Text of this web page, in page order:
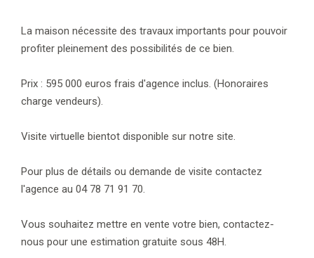
La maison nécessite des travaux importants pour pouvoir
profiter pleinement des possibilités de ce bien.
Prix : 595 000 euros frais d'agence inclus. (Honoraires
charge vendeurs).
Visite virtuelle bientot disponible sur notre site.
Pour plus de détails ou demande de visite contactez
l'agence au 04 78 71 91 70.
Vous souhaitez mettre en vente votre bien, contactez-
nous pour une estimation gratuite sous 48H.